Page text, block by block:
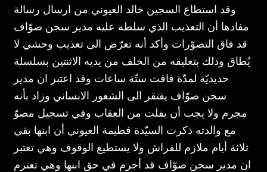
وقد استطاع السجين خالد العيوني من ارسال رسالة
مفادها أن التعذيب الذي سلطه عليه مدير سجن صوّاف
قد فاق التصوّرات وأكد أنه تعرّض الى تعذيب وحشي لا
يُطاق وذلك بتعليقه من الخلف من يديه الاثنتين بسلسلة
حديديّة لمدّة فاقت ستّة ساعات وقد اعتبر ان مدير
سجن صوّاف يفتقر الى الشعور الانساني وزاد بأنه
مجرم ولا يجب أن يفلت من العقاب وفي تسجيل مصوّ
مع والدته ذكرت السيّدة فطيمة العيوني أن ابنها بقي
ثلاثة أيام ملازم للفراش ولا يستطيع الوقوف وهي تعتبر
ان مدير سجن صوّاف قد أجرم في حق ابنها وهي تعتزم